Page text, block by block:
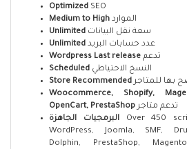
Optimized SEO
Medium to High الموارد
Unlimited سعة نقل البيانات
Unlimited عدد حسابات البريد
Wordpress Last release تدعم
Scheduled النسخ الاحتياطي
Store Recommended بها للمتاجر
Woocommerce, Shopify,
OpenCart, PrestaShop تدعم متاجر
البرمجيات الجاهزةOver 450
WordPress, Joomla, SMF,
Dolphin, PrestaShop,